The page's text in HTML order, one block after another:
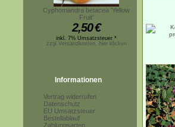
Cyphomandra betacea 'Yellow
Fruit'
2,50€
inkl. 7% Umsatzsteuer *
zzgl.Versandkosten, hier klicken
Informationen
Vertrag widerrufen
Datenschutz
EU Umsatzsteuer
Bestellablauf
Zahlungsarten